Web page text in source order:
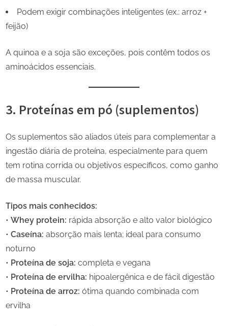
Podem exigir combinações inteligentes (ex.: arroz +
feijão)
A quinoa e a soja são exceções, pois contêm todos os
aminoácidos essenciais.
3. Proteínas em pó (suplementos)
Os suplementos são aliados úteis para complementar a
ingestão diária de proteína, especialmente para quem
tem rotina corrida ou objetivos específicos, como ganho
de massa muscular.
Tipos mais conhecidos:
• Whey protein: rápida absorção e alto valor biológico
• Caseína: absorção mais lenta; ideal para consumo
noturno
• Proteína de soja: completa e vegana
• Proteína de ervilha: hipoalergênica e de fácil digestão
• Proteína de arroz: ótima quando combinada com
ervilha